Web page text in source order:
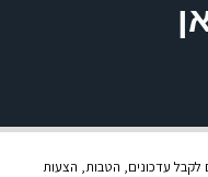
לקבל עדכונים, הטבות, הצעות